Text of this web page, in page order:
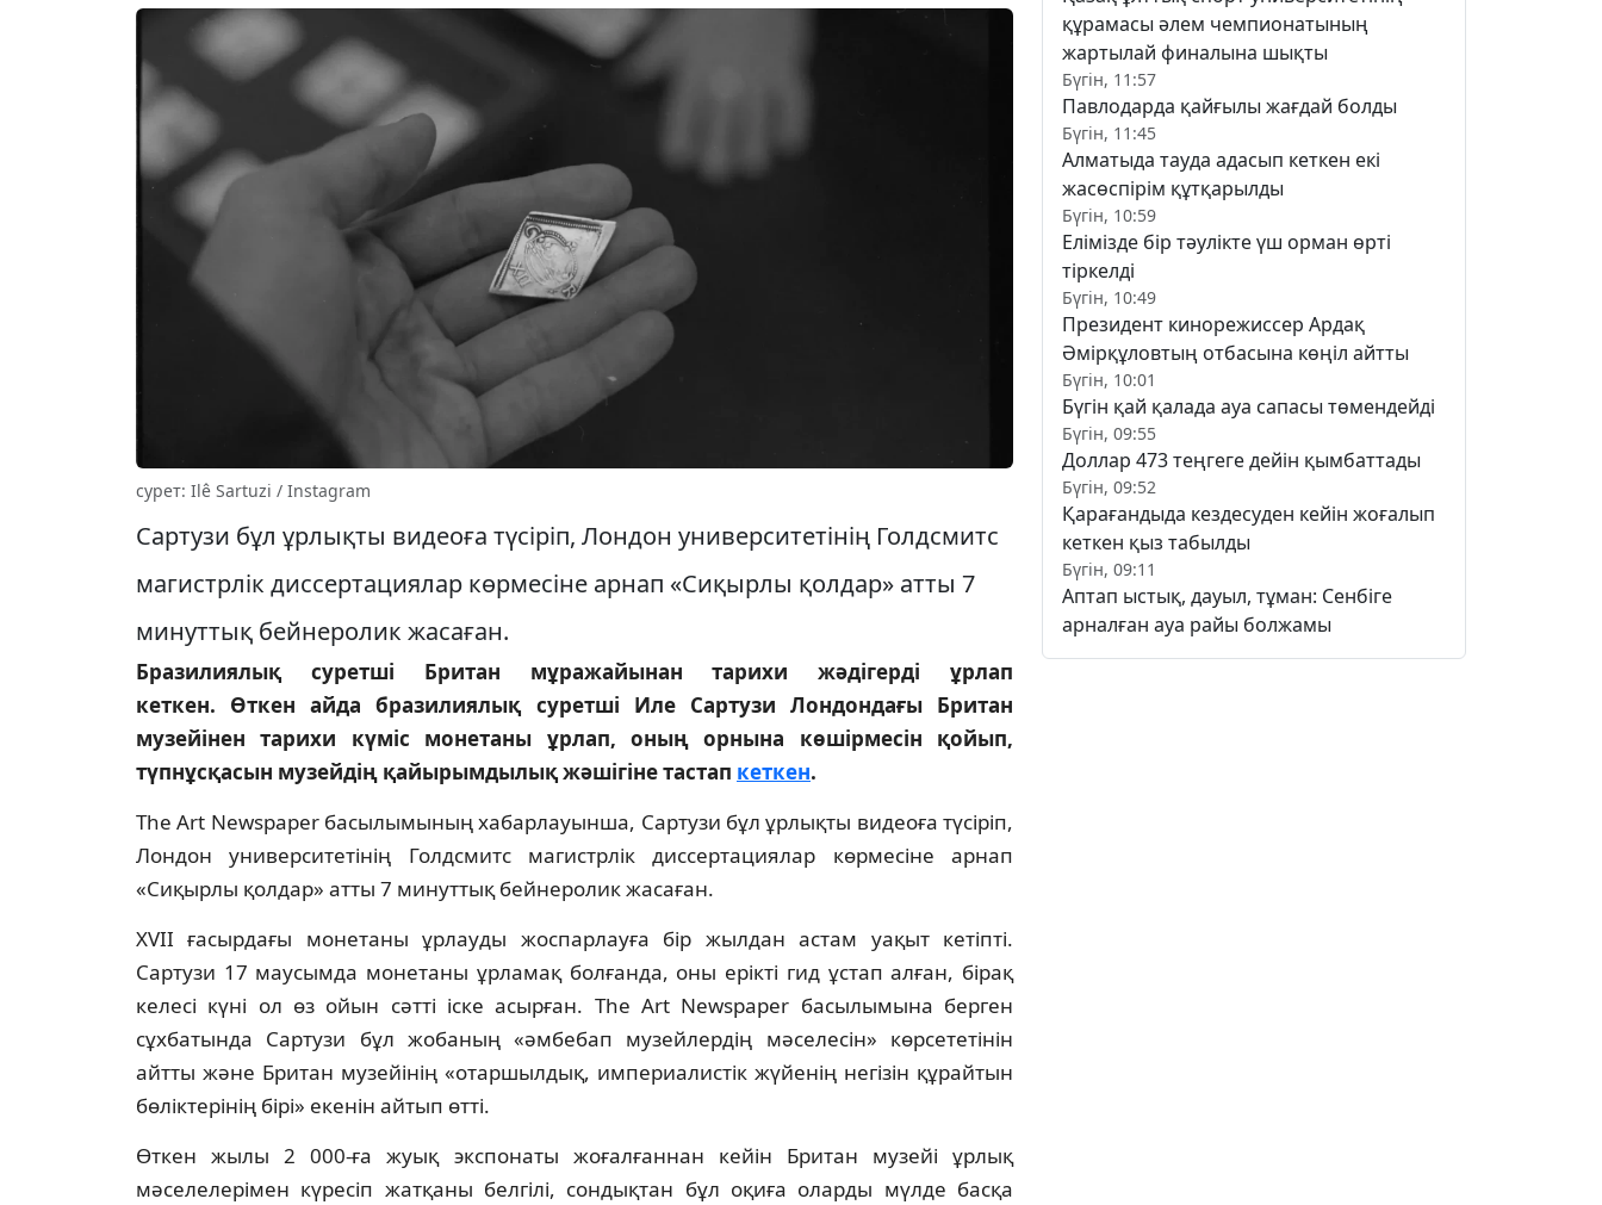
сурет: Ilê Sartuzi / Instagram
Сартузи бұл ұрлықты видеоға түсіріп, Лондон университетінің Голдсмитс
магистрлік диссертациялар көрмесіне арнап «Сиқырлы қолдар» атты 7
минуттық бейнеролик жасаған.
Бразилиялық суретші Британ мұражайынан тарихи жәдігерді ұрлап
кеткен. Өткен айда бразилиялық суретші Иле Сартузи Лондондағы Британ
музейінен тарихи күміс монетаны ұрлап, оның орнына көшірмесін қойып,
түпнұсқасын музейдің қайырымдылық жәшігіне тастап кеткен.
The Art Newspaper басылымының хабарлауынша, Сартузи бұл ұрлықты видеоға түсіріп,
Лондон университетінің Голдсмитс магистрлік диссертациялар көрмесіне арнап
«Сиқырлы қолдар» атты 7 минуттық бейнеролик жасаған.
XVII ғасырдағы монетаны ұрлауды жоспарлауға бір жылдан астам уақыт кетіпті.
Сартузи 17 маусымда монетаны ұрламақ болғанда, оны ерікті гид ұстап алған, бірақ
келесі күні ол өз ойын сәтті іске асырған. The Art Newspaper басылымына берген
сұхбатында Сартузи бұл жобаның «әмбебап музейлердің мәселесін» көрсететінін
айтты және Британ музейінің «отаршылдық, империалистік жүйенің негізін құрайтын
бөліктерінің бірі» екенін айтып өтті.
Өткен жылы 2 000-ға жуық экспонаты жоғалғаннан кейін Британ музейі ұрлық
мәселелерімен күресіп жатқаны белгілі, сондықтан бұл оқиға оларды мүлде басқа
құрамасы әлем чемпионатының
жартылай финалына шықты
Бүгін, 11:57
Павлодарда қайғылы жағдай болды
Бүгін, 11:45
Алматыда тауда адасып кеткен екі
жасөспірім құтқарылды
Бүгін, 10:59
Елімізде бір тәулікте үш орман өрті
тіркелді
Бүгін, 10:49
Президент кинорежиссер Ардақ
Әмірқұловтың отбасына көңіл айтты
Бүгін, 10:01
Бүгін қай қалада ауа сапасы төмендейді
Бүгін, 09:55
Доллар 473 теңгеге дейін қымбаттады
Бүгін, 09:52
Қарағандыда кездесуден кейін жоғалып
кеткен қыз табылды
Бүгін, 09:11
Аптап ыстық, дауыл, тұман: Сенбіге
арналған ауа райы болжамы